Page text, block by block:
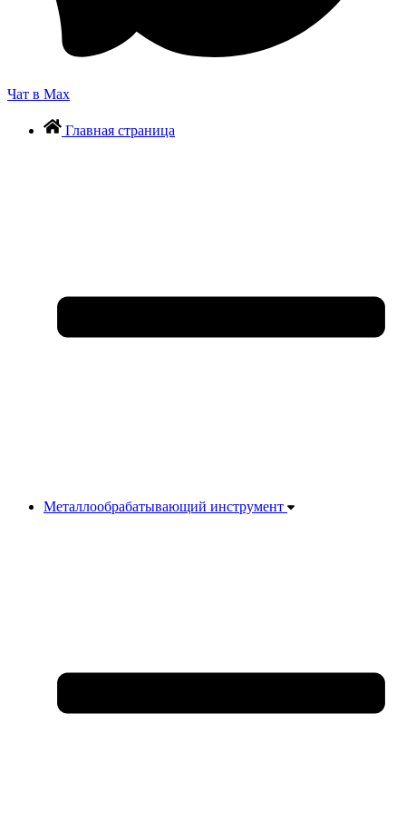
Чат в Max
Главная страница
Металлообрабатывающий инструмент